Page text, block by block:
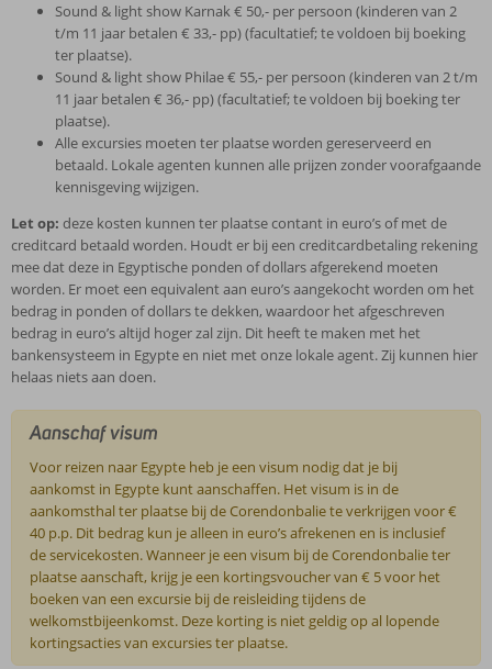
Sound & light show Karnak € 50,- per persoon (kinderen van 2
t/m 11 jaar betalen € 33,- pp) (facultatief; te voldoen bij boeking
ter plaatse).
Sound & light show Philae € 55,- per persoon (kinderen van 2 t/m
11 jaar betalen € 36,- pp) (facultatief; te voldoen bij boeking ter
plaatse).
Alle excursies moeten ter plaatse worden gereserveerd en
betaald. Lokale agenten kunnen alle prijzen zonder voorafgaande
kennisgeving wijzigen.
Let op: deze kosten kunnen ter plaatse contant in euro’s of met de
creditcard betaald worden. Houdt er bij een creditcardbetaling rekening
mee dat deze in Egyptische ponden of dollars afgerekend moeten
worden. Er moet een equivalent aan euro’s aangekocht worden om het
bedrag in ponden of dollars te dekken, waardoor het afgeschreven
bedrag in euro’s altijd hoger zal zijn. Dit heeft te maken met het
bankensysteem in Egypte en niet met onze lokale agent. Zij kunnen hier
helaas niets aan doen.
Aanschaf visum
Voor reizen naar Egypte heb je een visum nodig dat je bij
aankomst in Egypte kunt aanschaffen. Het visum is in de
aankomsthal ter plaatse bij de Corendonbalie te verkrijgen voor €
40 p.p. Dit bedrag kun je alleen in euro’s afrekenen en is inclusief
de servicekosten. Wanneer je een visum bij de Corendonbalie ter
plaatse aanschaft, krijg je een kortingsvoucher van € 5 voor het
boeken van een excursie bij de reisleiding tijdens de
welkomstbijeenkomst. Deze korting is niet geldig op al lopende
kortingsacties van excursies ter plaatse.